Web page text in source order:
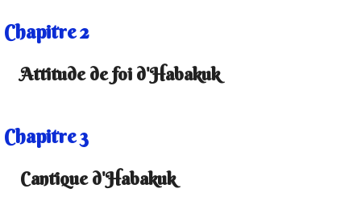
Chapitre 2
Attitude de foi d'Habakuk
Chapitre 3
Cantique d'Habakuk